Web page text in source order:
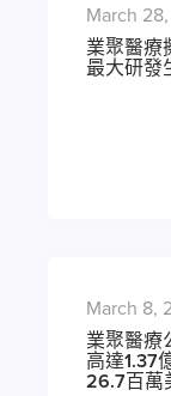
March
業聚醫療
最大研發
March 8,
業聚醫療
高達1.37
26.7百萬